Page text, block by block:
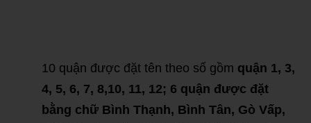
10 quận được đặt tên theo số gồm quận 1, 3,
4, 5, 6, 7, 8,10, 11, 12; 6 quận được đặt
bằng chữ Bình Thạnh, Bình Tân, Gò Vấp,